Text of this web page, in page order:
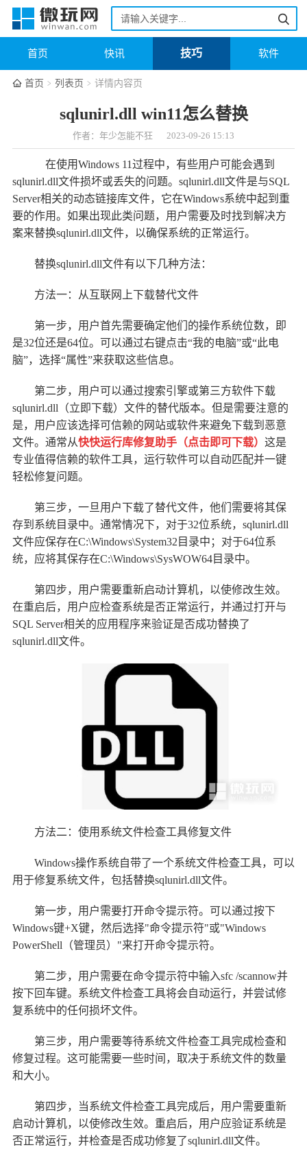
首页 快讯 技巧 软件
首页 列表页 详情内容页
sqlunirl.dll win11怎么替换
作者：年少怎能不狂 2023-09-26 15:13
在使用Windows 11过程中，有些用户可能会遇到
sqlunirl.dll文件损坏或丢失的问题。sqlunirl.dll文件是与SQL
Server相关的动态链接库文件，它在Windows系统中起到重
要的作用。如果出现此类问题，用户需要及时找到解决方
案来替换sqlunirl.dll文件，以确保系统的正常运行。
替换sqlunirl.dll文件有以下几种方法：
方法一：从互联网上下载替代文件
第一步，用户首先需要确定他们的操作系统位数，即
是32位还是64位。可以通过右键点击“我的电脑”或“此电
脑”，选择“属性”来获取这些信息。
第二步，用户可以通过搜索引擎或第三方软件下载
sqlunirl.dll（立即下载） 文件的替代版本。但是需要注意的
是，用户应该选择可信赖的网站或软件来避免下载到恶意
文件。通常从快快运行库修复助手（点击即可下载） 这是
专业值得信赖的软件工具，运行软件可以自动匹配并一键
轻松修复问题。
第三步，一旦用户下载了替代文件，他们需要将其保
存到系统目录中。通常情况下，对于32位系统，sqlunirl.dll
文件应保存在C:\Windows\System32目录中；对于64位系
统，应将其保存在C:\Windows\SysWOW64目录中。
第四步，用户需要重新启动计算机，以使修改生效。
在重启后，用户应检查系统是否正常运行，并通过打开与
SQL Server相关的应用程序来验证是否成功替换了
sqlunirl.dll文件。
方法二：使用系统文件检查工具修复文件
Windows操作系统自带了一个系统文件检查工具，可以
用于修复系统文件，包括替换sqlunirl.dll文件。
第一步，用户需要打开命令提示符。可以通过按下
Windows键+X键，然后选择"命令提示符"或"Windows
PowerShell（管理员）"来打开命令提示符。
第二步，用户需要在命令提示符中输入sfc /scannow并
按下回车键。系统文件检查工具将会自动运行，并尝试修
复系统中的任何损坏文件。
第三步，用户需要等待系统文件检查工具完成检查和
修复过程。这可能需要一些时间，取决于系统文件的数量
和大小。
第四步，当系统文件检查工具完成后，用户需要重新
启动计算机，以使修改生效。重启后，用户应验证系统是
否正常运行，并检查是否成功修复了sqlunirl.dll文件。